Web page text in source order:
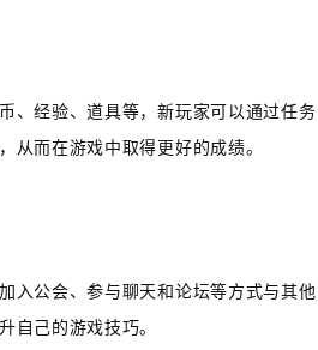
、经验、道具等，新玩家可以通过任务
而在游戏中取得更好的成绩。
入公会、参与聊天和论坛等方式与其他
自己的游戏技巧。